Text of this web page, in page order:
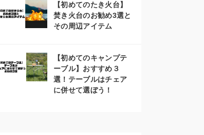
【初めてのたき火台】
焚き火台のお勧め3選と
その周辺アイテム
【初めてのキャンプテ
ーブル】おすすめ３
選！テーブルはチェア
に併せて選ぼう！